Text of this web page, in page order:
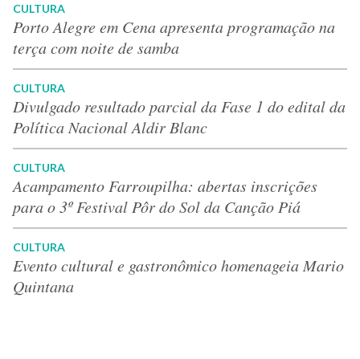
CULTURA
Porto Alegre em Cena apresenta programação na
terça com noite de samba
CULTURA
Divulgado resultado parcial da Fase 1 do edital da
Política Nacional Aldir Blanc
CULTURA
Acampamento Farroupilha: abertas inscrições
para o 3º Festival Pôr do Sol da Canção Piá
CULTURA
Evento cultural e gastronômico homenageia Mario
Quintana